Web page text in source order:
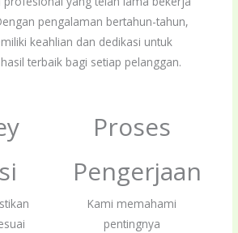
pengalaman bertahun-tahun,
keahlian dan dedikasi untuk
terbaik bagi setiap pelanggan.
Proses
Pengerjaan
Kami memahami
pentingnya